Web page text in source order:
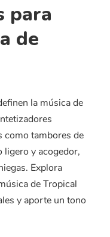
para
de
la música de
como tambores de
ligero y acogedor,
Explora
de Tropical
y aporte un tono